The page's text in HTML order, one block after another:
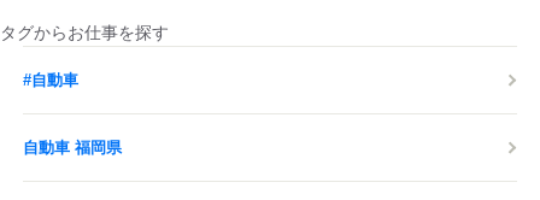
タグからお仕事を探す
#自動車
自動車 福岡県